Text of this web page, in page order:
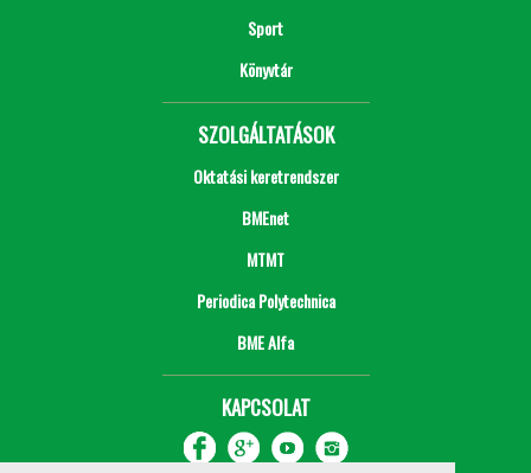
Sport
Könyvtár
SZOLGÁLTATÁSOK
Oktatási keretrendszer
BMEnet
MTMT
Periodica Polytechnica
BME Alfa
KAPCSOLAT